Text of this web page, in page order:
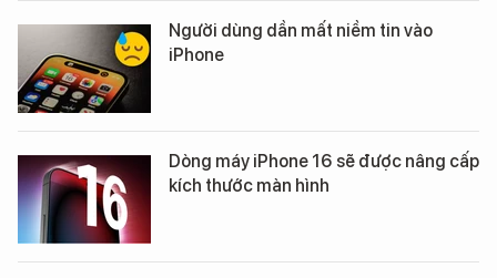
Người dùng dần mất niềm tin vào
iPhone
Dòng máy iPhone 16 sẽ được nâng cấp
kích thước màn hình